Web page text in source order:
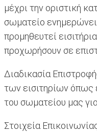
μέχρι την οριστική
σωματείο ενημερώνει
προμηθευτεί
προχωρήσουν σε
Διαδικασία
των εισιτηρίων όπως
του σωματείου μας
Στοιχεία